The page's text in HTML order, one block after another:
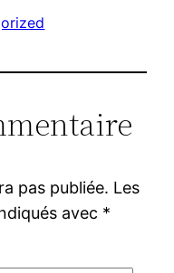
pas publiée. Les
avec *